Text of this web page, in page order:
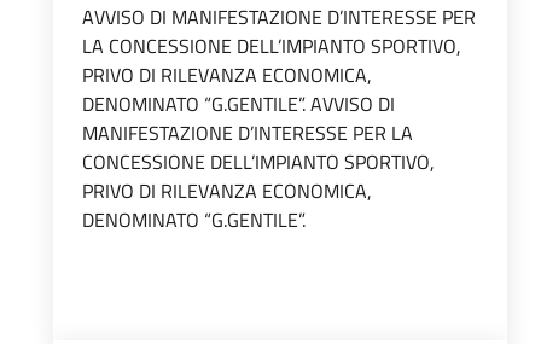
AVVISO DI MANIFESTAZIONE D’INTERESSE PER
LA CONCESSIONE DELL’IMPIANTO SPORTIVO,
PRIVO DI RILEVANZA ECONOMICA,
DENOMINATO “G.GENTILE”. AVVISO DI
MANIFESTAZIONE D’INTERESSE PER LA
CONCESSIONE DELL’IMPIANTO SPORTIVO,
PRIVO DI RILEVANZA ECONOMICA,
DENOMINATO “G.GENTILE”.